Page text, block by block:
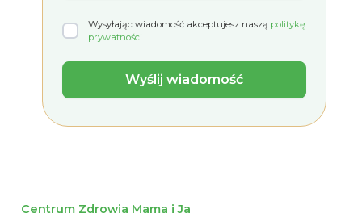
Wysyłając wiadomość akceptujesz naszą politykę
prywatności
Centrum Zdrowia Mama i Ja